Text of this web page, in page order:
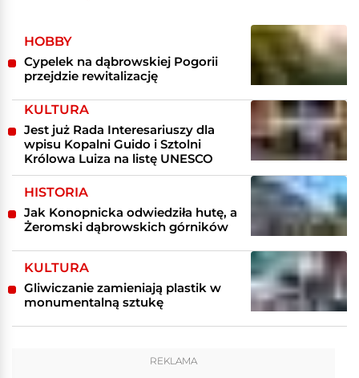
HOBBY
Cypelek na dąbrowskiej Pogorii
przejdzie rewitalizację
KULTURA
Jest już Rada Interesariuszy dla
wpisu Kopalni Guido i Sztolni
Królowa Luiza na listę UNESCO
HISTORIA
Jak Konopnicka odwiedziła hutę, a
Żeromski dąbrowskich górników
KULTURA
Gliwiczanie zamieniają plastik w
monumentalną sztukę
REKLAMA